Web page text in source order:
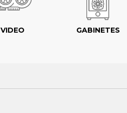
VIDEO GABINETES